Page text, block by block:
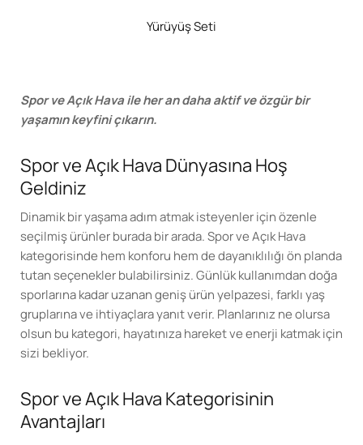
Yürüyüş Seti
Spor ve Açık Hava ile her an daha aktif ve özgür bir
yaşamın keyfini çıkarın.
Spor ve Açık Hava Dünyasına Hoş
Geldiniz
Dinamik bir yaşama adım atmak isteyenler için özenle
seçilmiş ürünler burada bir arada. Spor ve Açık Hava
kategorisinde hem konforu hem de dayanıklılığı ön planda
tutan seçenekler bulabilirsiniz. Günlük kullanımdan doğa
sporlarına kadar uzanan geniş ürün yelpazesi, farklı yaş
gruplarına ve ihtiyaçlara yanıt verir. Planlarınız ne olursa
olsun bu kategori, hayatınıza hareket ve enerji katmak için
sizi bekliyor.
Spor ve Açık Hava Kategorisinin
Avantajları